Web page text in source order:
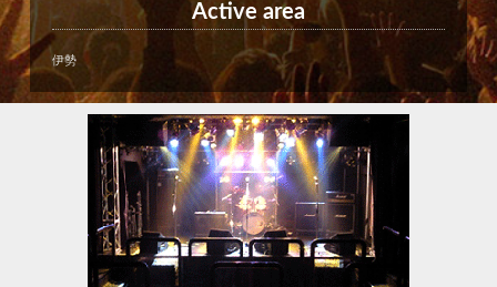
Active area
伊勢